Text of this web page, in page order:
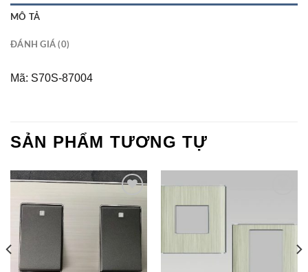
MÔ TẢ
ĐÁNH GIÁ (0)
Mã: S70S-87004
SẢN PHẨM TƯƠNG TỰ
Add to
Wishlist